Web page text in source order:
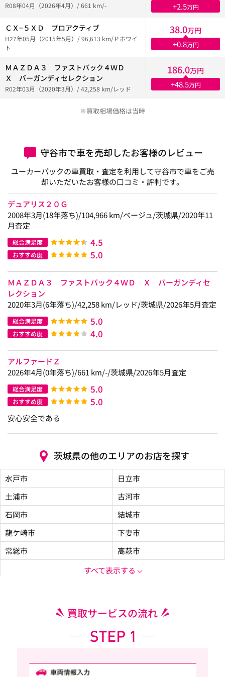
R08年04月（2026年4月）/ 661 km/- +2.5万円
ＣＸ−５ＸＤ プロアクティブ
H27年05月（2015年5月）/ 96,613 km/Ｐホワイ
ト
38.0万円
+0.8万円
ＭＡＺＤＡ３ ファストバック４ＷＤ
Ｘ バーガンディセレクション
R02年03月（2020年3月）/ 42,258 km/レッド
186.0万円
+48.5万円
※買取相場価格は当時
守谷市で車を売却したお客様のレビュー
ユーカーパックの車買取・査定を利用して守谷市で車をご売
却いただいたお客様の口コミ・評判です。
デュアリス２０Ｇ
2008年3月(18年落ち)/104,966 km/ベージュ/茨城県/2020年11
月査定
総合満足度 4.5
おすすめ度 5.0
ＭＡＺＤＡ３ ファストバック４ＷＤ Ｘ バーガンディセ
レクション
2020年3月(6年落ち)/42,258 km/レッド/茨城県/2026年5月査定
総合満足度 5.0
おすすめ度 4.0
アルファードＺ
2026年4月(0年落ち)/661 km/-/茨城県/2026年5月査定
総合満足度 5.0
おすすめ度 5.0
安心安全である
茨城県の他のエリアのお店を探す
水戸市
日立市
土浦市
古河市
石岡市
結城市
龍ケ崎市
下妻市
常総市
高萩市
すべて表示する
買取サービスの流れ